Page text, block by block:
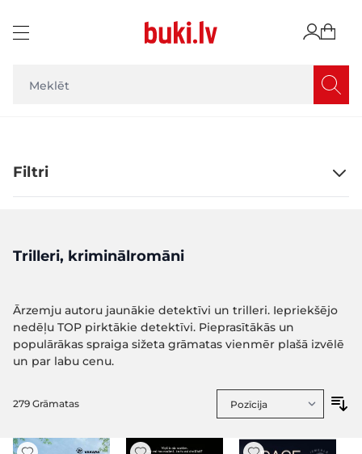
Filtri
Trilleri, kriminālromāni
Ārzemju autoru jaunākie detektīvi un trilleri. Iepriekšējo
nedēļu TOP pirktākie detektīvi. Pieprasītākās un
populārākas spraiga sižeta grāmatas vienmēr plašā izvēlē
un par labu cenu.
279 Grāmatas